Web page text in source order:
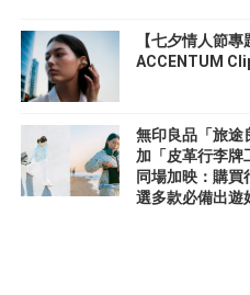
【七夕情人節
ACCENTUM
無印良品「旅途
加「皮革行李牌
同場加映：購買
選多款必備出遊